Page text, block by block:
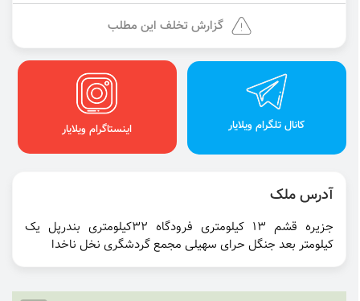
گزارش تخلف این مطلب
کانال تلگرام ویلایار اینستاگرام ویلایار
آدرس ملک
جزیره قشم ۱۳ کیلومتری فرودگاه ۳۲کیلومتری بندرپل یک
کیلومتر بعد جنگل حرای سهیلی مجمع گردشگری نخل ناخدا